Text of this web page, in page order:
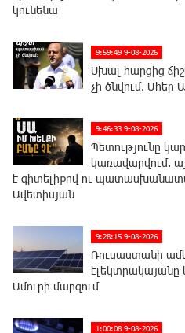
կունենա
9:59:49 9-08-2026
Սխալ հարցից
չի ծնվում. Մհեր
9:46:33 9-08-2026
Պետությունը
կառավարվում.
է գիտելիքով ու
Ավետիսյան
9:28:15 9-08-2026
Ռուսաստանի
էլեկտրակայանը
Ամուրի մարզում
1:00:08 9-08-2026